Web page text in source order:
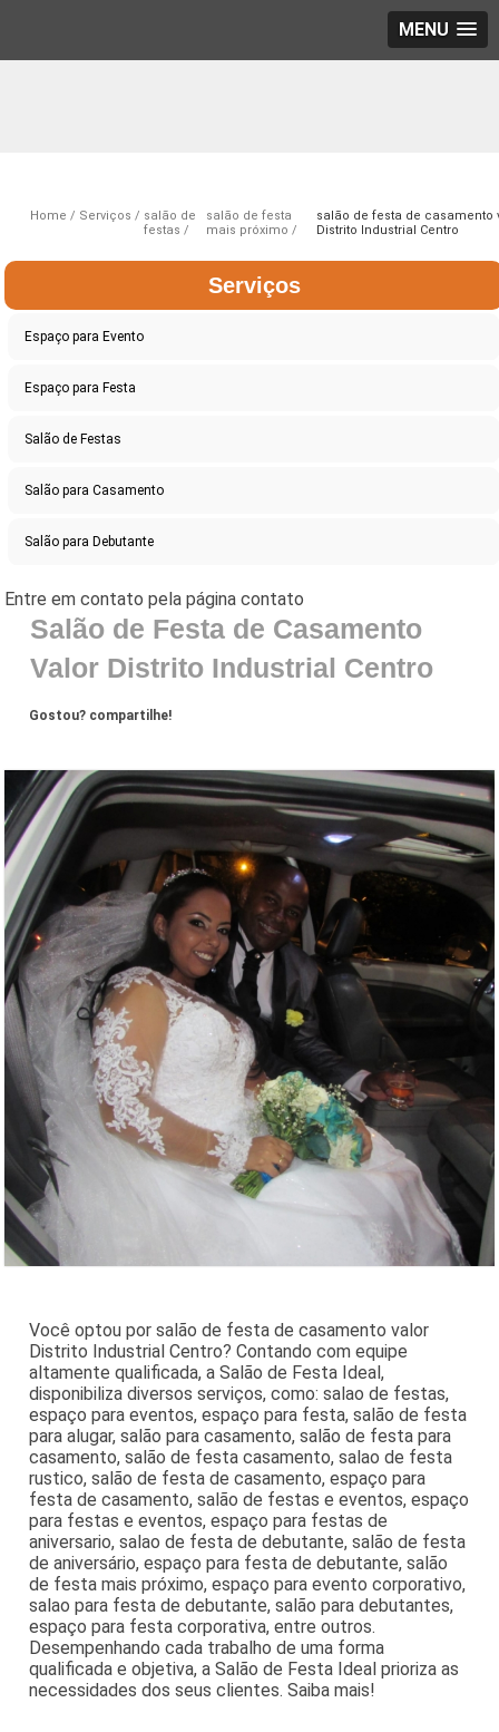
MENU
Home Serviços
salão de
festas
salão de festa
mais próximo
salão de festa de casamento
Distrito Industrial Centro
Serviços
Espaço para Evento
Espaço para Festa
Salão de Festas
Salão para Casamento
Salão para Debutante
Salão de Festa de Casamento
Valor Distrito Industrial Centro
Gostou? compartilhe!
Você optou por salão de festa de casamento valor
Distrito Industrial Centro? Contando com equipe
altamente qualificada, a Salão de Festa Ideal,
disponibiliza diversos serviços, como: salao de festas,
espaço para eventos, espaço para festa, salão de festa
para alugar, salão para casamento, salão de festa para
casamento, salão de festa casamento, salao de festa
rustico, salão de festa de casamento, espaço para
festa de casamento, salão de festas e eventos, espaço
para festas e eventos, espaço para festas de
aniversario, salao de festa de debutante, salão de festa
de aniversário, espaço para festa de debutante, salão
de festa mais próximo, espaço para evento corporativo,
salao para festa de debutante, salão para debutantes,
espaço para festa corporativa, entre outros.
Desempenhando cada trabalho de uma forma
qualificada e objetiva, a Salão de Festa Ideal prioriza as
necessidades dos seus clientes. Saiba mais!